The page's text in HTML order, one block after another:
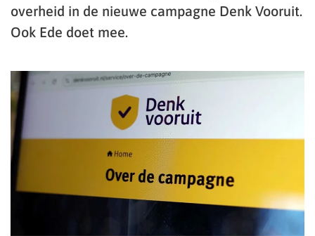
overheid in de nieuwe campagne Denk Vooruit.
Ook Ede doet mee.